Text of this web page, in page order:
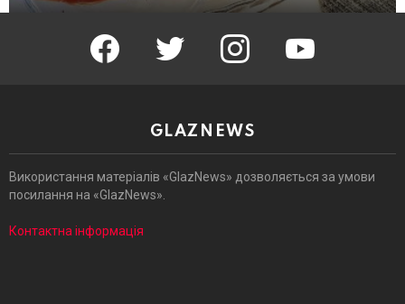
facebook twitter instagram youtube
GLAZNEWS
Використання матеріалів «GlazNews» дозволяється за умови
посилання на «GlazNews».
Контактна інформація